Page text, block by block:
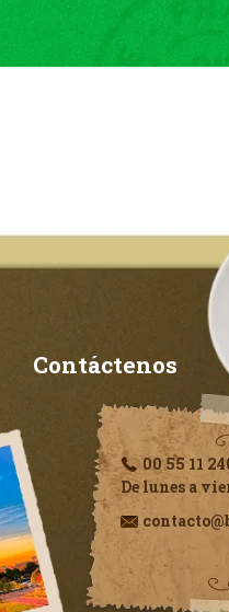
Contáctenos
00 55 11
De lunes a